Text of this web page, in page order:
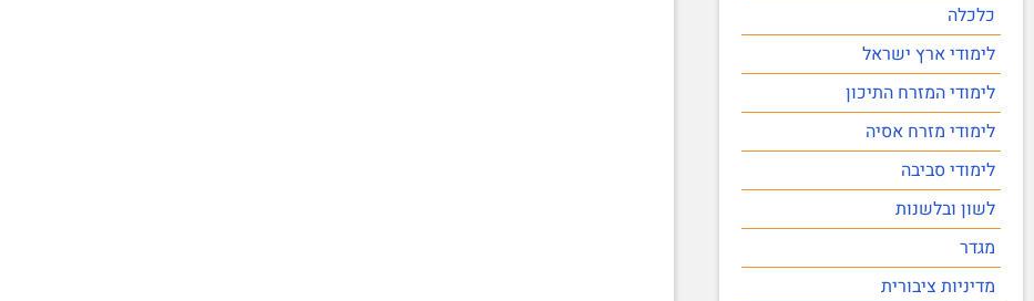
כלכלה
לימודי ארץ ישראל
לימודי המזרח התיכון
לימודי מזרח אסיה
לימודי סביבה
לשון ובלשנות
מגדר
מדיניות ציבורית